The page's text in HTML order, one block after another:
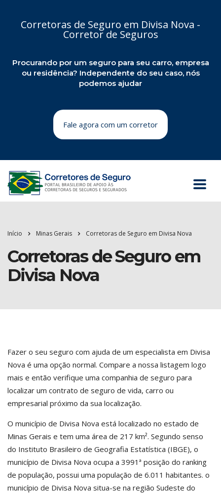
Corretoras de Seguro em Divisa Nova -
Corretor de Seguros
Procurando por um seguro para seu carro, empresa
ou residência? Independente do seu caso, nós
podemos ajudar
Fale agora com um corretor
Início Minas Gerais Corretoras de Seguro em Divisa Nova
Corretoras de Seguro em
Divisa Nova
Fazer o seu seguro com ajuda de um especialista em Divisa
Nova é uma opção normal. Compare a nossa listagem logo
mais e então verifique uma companhia de seguro para
localizar um contrato de seguro de vida, carro ou
empresarial próximo da sua localização.
O município de Divisa Nova está localizado no estado de
Minas Gerais e tem uma área de 217 km². Segundo senso
do Instituto Brasileiro de Geografia Estatística (IBGE), o
município de Divisa Nova ocupa a 3991ª posição do ranking
de população, possui uma população de 6.011 habitantes. o
município de Divisa Nova situa-se na região Sudeste do